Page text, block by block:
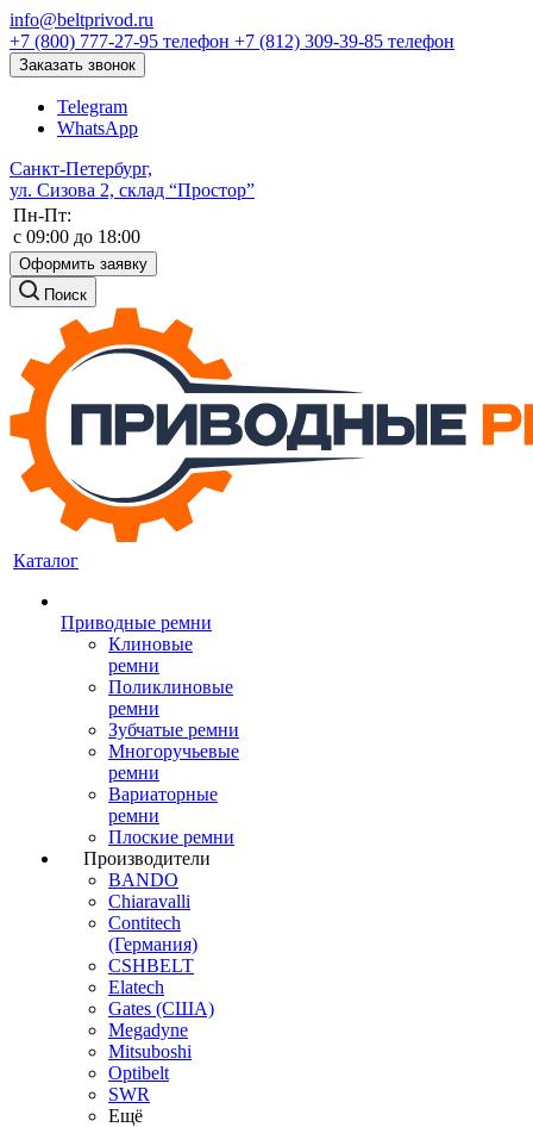
info@beltprivod.ru
+7 (800) 777-27-95 телефон +7 (812) 309-39-85 телефон
Заказать звонок
Telegram
WhatsApp
Санкт-Петербург,
ул. Сизова 2, склад “Простор”
Пн-Пт:
c 09:00 до 18:00
Оформить заявку
Поиск
Каталог
Приводные ремни
Клиновые
ремни
Поликлиновые
ремни
Зубчатые ремни
Многоручьевые
ремни
Вариаторные
ремни
Плоские ремни
Производители
BANDO
Chiaravalli
Contitech
(Германия)
CSHBELT
Elatech
Gates (США)
Megadyne
Mitsuboshi
Optibelt
SWR
Ещё